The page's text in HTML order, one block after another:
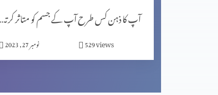
مصروف دنیا میں پھلدار زندگی گزارنا (1-1)
اپنے دُکھ کوضائع نہ کریں (2-2)
آپ کا ذہن کس طرح آپ کے جسم کو متاثر کرتا ہے (پارٹ 2)
نومبر 27, 2023 529views